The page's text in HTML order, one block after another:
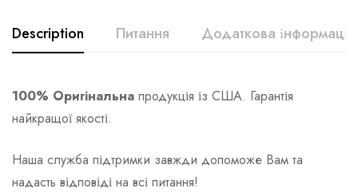
Description Питання Додаткова інформація
100% Оригінальна продукція із США. Гарантія
найкращої якості.
Наша служба підтримки завжди допоможе Вам та
надасть відповіді на всі питання!